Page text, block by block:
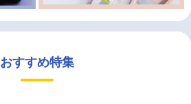
おすすめ特集